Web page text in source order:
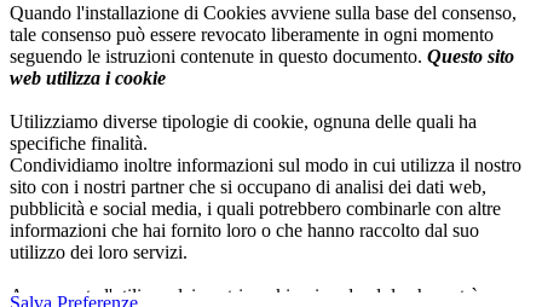
Quando l'installazione di Cookies avviene sulla base del consenso,
tale consenso può essere revocato liberamente in ogni momento
seguendo le istruzioni contenute in questo documento. Questo sito
web utilizza i cookie
Utilizziamo diverse tipologie di cookie, ognuna delle quali ha
specifiche finalità.
Condividiamo inoltre informazioni sul modo in cui utilizza il nostro
sito con i nostri partner che si occupano di analisi dei dati web,
pubblicità e social media, i quali potrebbero combinarle con altre
informazioni che hai fornito loro o che hanno raccolto dal suo
utilizzo dei loro servizi.
Acconsenta l'utilizzo dei nostri cookie, ricordandole che potrà
Salva Preferenze